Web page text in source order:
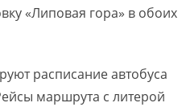
«Липовая гора» в обоих
расписание автобуса
маршрута с литерой